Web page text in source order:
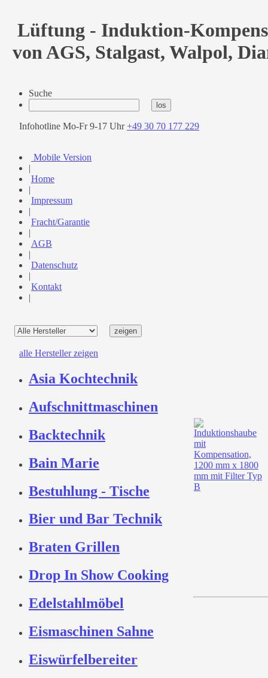
Lüftung - Induktion-
von AGS, Stalgast, Walpol,
Suche
Infohotline Mo-Fr 9-17 Uhr+49 30 70 177 229
Mobile Version
|
Home
|
Impressum
|
Fracht/Garantie
|
AGB
|
Datenschutz
|
Kontakt
|
alle Hersteller zeigen
Asia Kochtechnik
Aufschnittmaschinen
Backtechnik
Bain Marie
Bestuhlung - Tische
Bier und Bar Technik
Braten Grillen
Drop In Show Cooking
Edelstahlmöbel
Eismaschinen Sahne
Eiswürfelbereiter